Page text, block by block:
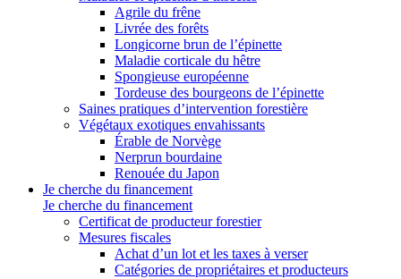
Agrile du frêne
Livrée des forêts
Longicorne brun de l’épinette
Maladie corticale du hêtre
Spongieuse européenne
Tordeuse des bourgeons de l’épinette
Saines pratiques d’intervention forestière
Végétaux exotiques envahissants
Érable de Norvège
Nerprun bourdaine
Renouée du Japon
Je cherche du financement
Je cherche du financement
Certificat de producteur forestier
Mesures fiscales
Achat d’un lot et les taxes à verser
Catégories de propriétaires et producteurs